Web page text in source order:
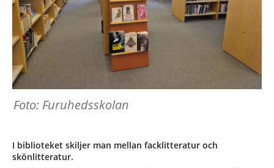
Foto: Furuhedsskolan
I biblioteket skiljer man mellan facklitteratur och
skönlitteratur.